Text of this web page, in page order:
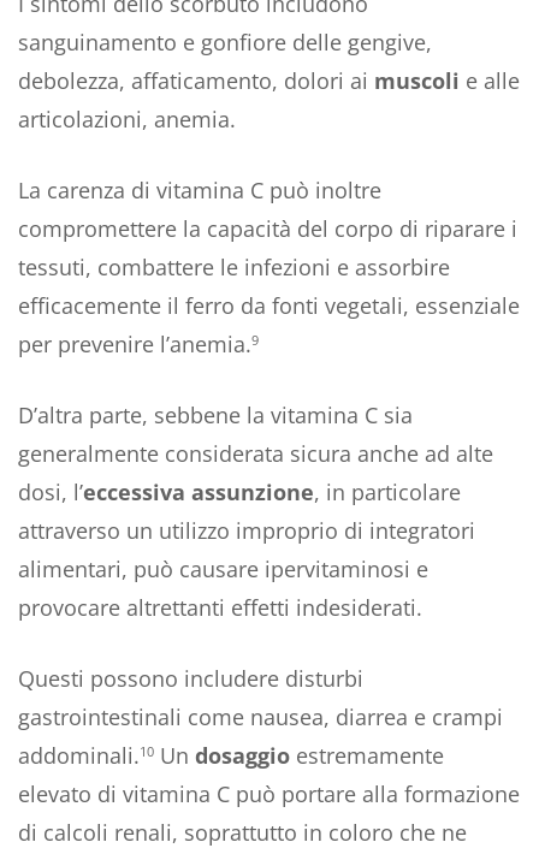
sanguinamento e gonfiore delle gengive,
debolezza, affaticamento, dolori ai muscoli e alle
articolazioni, anemia.
La carenza di vitamina C può inoltre
compromettere la capacità del corpo di riparare i
tessuti, combattere le infezioni e assorbire
efficacemente il ferro da fonti vegetali, essenziale
per prevenire l’anemia.9
D’altra parte, sebbene la vitamina C sia
generalmente considerata sicura anche ad alte
dosi, l’eccessiva assunzione, in particolare
attraverso un utilizzo improprio di integratori
alimentari, può causare ipervitaminosi e
provocare altrettanti effetti indesiderati.
Questi possono includere disturbi
gastrointestinali come nausea, diarrea e crampi
addominali.10 Un dosaggio estremamente
elevato di vitamina C può portare alla formazione
di calcoli renali, soprattutto in coloro che ne